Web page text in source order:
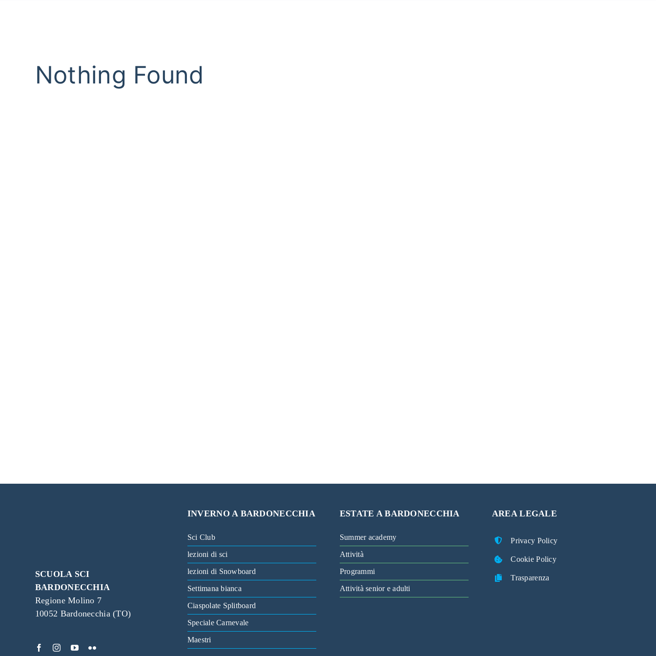
Nothing Found
SCUOLA SCI
BARDONECCHIA
Regione Molino 7
10052 Bardonecchia (TO)
INVERNO A BARDONECCHIA
Sci Club
lezioni di sci
lezioni di Snowboard
Settimana bianca
Ciaspolate Splitboard
Speciale Carnevale
Maestri
ESTATE A BARDONECCHIA
Summer academy
Attività
Programmi
Attività senior e adulti
AREA LEGALE
Privacy Policy
Cookie Policy
Trasparenza